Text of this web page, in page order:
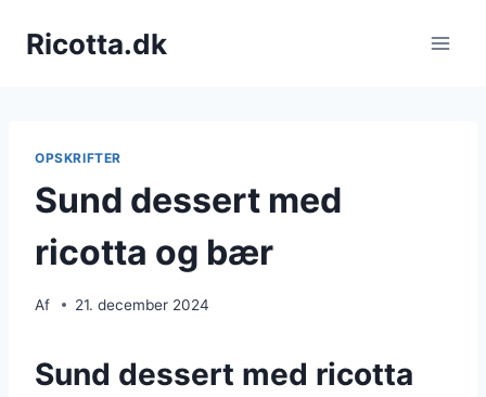
Ricotta.dk
OPSKRIFTER
Sund dessert med
ricotta og bær
Af 21. december 2024
Sund dessert med ricotta